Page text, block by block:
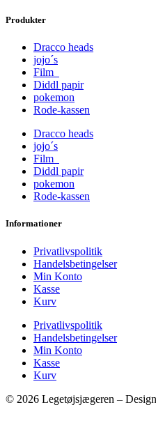
Produkter
Dracco heads
jojo´s
Film
Diddl papir
pokemon
Rode-kassen
Dracco heads
jojo´s
Film
Diddl papir
pokemon
Rode-kassen
Informationer
Privatlivspolitik
Handelsbetingelser
Min Konto
Kasse
Kurv
Privatlivspolitik
Handelsbetingelser
Min Konto
Kasse
Kurv
© 2026 Legetøjsjægeren –